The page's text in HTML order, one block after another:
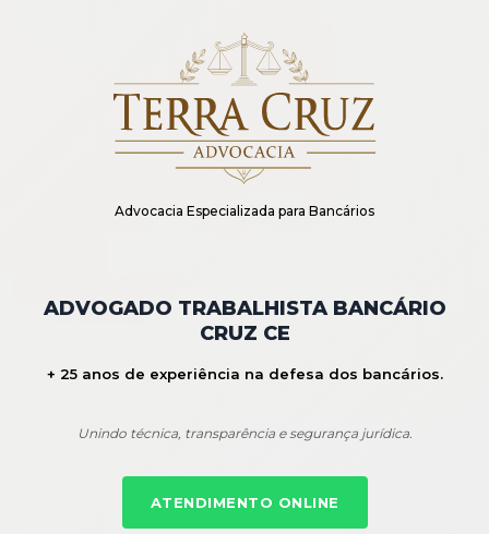
Advocacia Especializada para Bancários
ADVOGADO TRABALHISTA BANCÁRIO
CRUZ CE
+ 25 anos de experiência na defesa dos bancários.
Unindo técnica, transparência e segurança jurídica.
ATENDIMENTO ONLINE